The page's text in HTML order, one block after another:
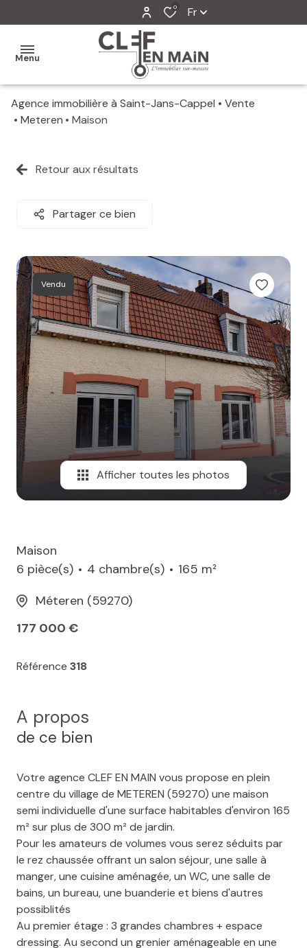
0 Fr
Menu
MON
MES
MES
ESTIMATION
ALERTE
MAIL
Agence immobilière à Saint-Jans-Cappel
Vente
Meteren
Maison
Retour aux résultats
Partager ce bien
Vendu
Afficher toutes les photos
Maison
6 pièce(s)
4 chambre(s)
165 m²
Méteren (59270)
177 000 €
Référence 318
A propos
de ce bien
Votre agence CLEF EN MAIN vous propose en plein
centre du village de METEREN (59270) une maison
semi individuelle d'une surface habitables d'environ 165
m² sur plus de 300 m² de jardin.
Pour les amateurs de volumes vous serez séduits par
le rez chaussée offrant un salon séjour, une salle à
manger, une cuisine aménagée, un WC, une salle de
bains, un bureau, une buanderie et biens d'autres
possiblités
Au premier étage : 3 grandes chambres + espace
dressing. Au second un grenier aménageable en une